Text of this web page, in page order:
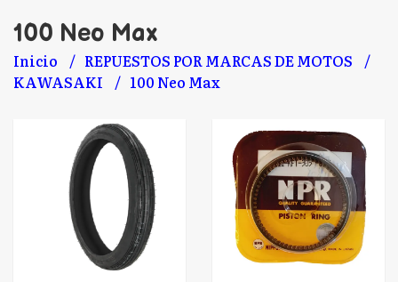
100 Neo Max
Inicio
REPUESTOS POR MARCAS DE MOTOS
KAWASAKI
100 Neo Max